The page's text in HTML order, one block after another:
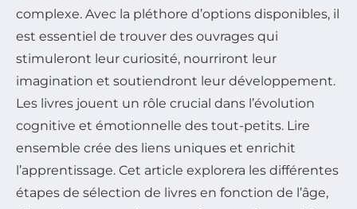
complexe. Avec la pléthore d’options disponibles, il
est essentiel de trouver des ouvrages qui
stimuleront leur curiosité, nourriront leur
imagination et soutiendront leur développement.
Les livres jouent un rôle crucial dans l’évolution
cognitive et émotionnelle des tout-petits. Lire
ensemble crée des liens uniques et enrichit
l’apprentissage. Cet article explorera les différentes
étapes de sélection de livres en fonction de l’âge,